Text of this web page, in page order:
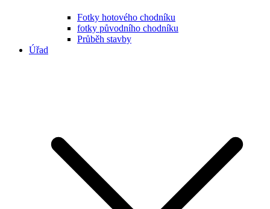
Fotky hotového chodníku
fotky původního chodníku
Průběh stavby
Úřad